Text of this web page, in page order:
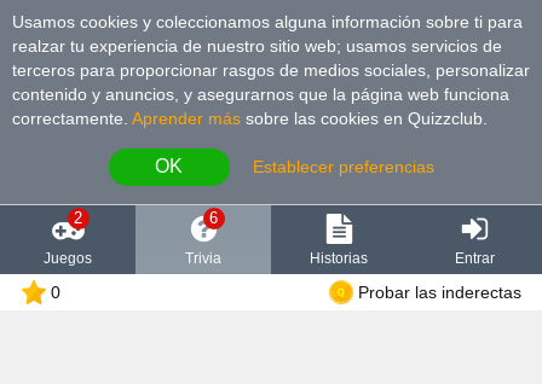
Usamos cookies y coleccionamos alguna información sobre ti para
realzar tu experiencia de nuestro sitio web; usamos servicios de
terceros para proporcionar rasgos de medios sociales, personalizar
contenido y anuncios, y asegurarnos que la página web funciona
correctamente. Aprender más sobre las cookies en Quizzclub.
OK Establecer preferencias
2
Juegos
6
Trivia Historias Entrar
0 Probar las inderectas